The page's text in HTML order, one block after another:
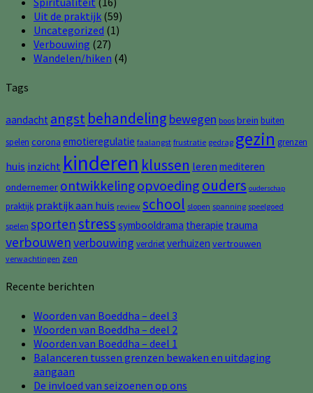
Uit de praktijk (59)
Uncategorized (1)
Verbouwing (27)
Wandelen/hiken (4)
Tags
aandacht angst behandeling bewegen boos brein buiten
spelen corona emotieregulatie faalangst frustratie gedrag gezin grenzen
huis inzicht kinderen klussen leren mediteren
ondernemer ontwikkelingopvoeding ouders ouderschap
praktijk praktijk aan huis review school slopen spanning speelgoed
spelen sportenstress symbooldrama therapie trauma
verbouwenverbouwing verdrietverhuizen vertrouwen
verwachtingen zen
Recente berichten
Woorden van Boeddha – deel 3
Woorden van Boeddha – deel 2
Woorden van Boeddha – deel 1
Balanceren tussen grenzen bewaken en uitdaging
aangaan
De invloed van seizoenen op ons